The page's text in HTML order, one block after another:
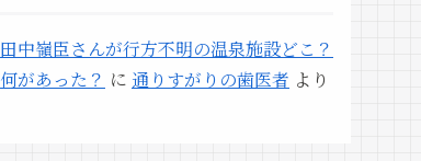
田中嶺臣さんが行方不明の温泉施設どこ？
何があった？ に 通りすがりの歯医者 より